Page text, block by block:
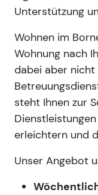
Unterstützung
Wohnen im
Wohnung nach
dabei aber nicht
steht Ihnen zur
erleichtern und
Unser Angebot